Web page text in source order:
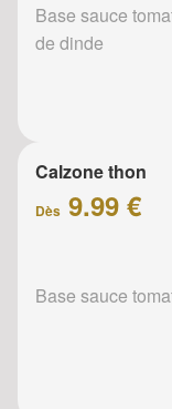
Base sauce
de dinde
Calzone thon
Dès 9.99 €
Base sauce